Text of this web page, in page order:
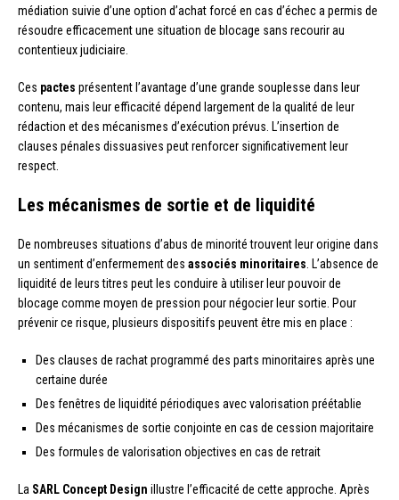
médiation suivie d’une option d’achat forcé en cas d’échec a permis de
résoudre efficacement une situation de blocage sans recourir au
contentieux judiciaire.
Ces pactes présentent l’avantage d’une grande souplesse dans leur
contenu, mais leur efficacité dépend largement de la qualité de leur
rédaction et des mécanismes d’exécution prévus. L’insertion de
clauses pénales dissuasives peut renforcer significativement leur
respect.
Les mécanismes de sortie et de liquidité
De nombreuses situations d’abus de minorité trouvent leur origine dans
un sentiment d’enfermement des associés minoritaires. L’absence de
liquidité de leurs titres peut les conduire à utiliser leur pouvoir de
blocage comme moyen de pression pour négocier leur sortie. Pour
prévenir ce risque, plusieurs dispositifs peuvent être mis en place :
Des clauses de rachat programmé des parts minoritaires après une
certaine durée
Des fenêtres de liquidité périodiques avec valorisation préétablie
Des mécanismes de sortie conjointe en cas de cession majoritaire
Des formules de valorisation objectives en cas de retrait
La SARL Concept Design illustre l’efficacité de cette approche. Après